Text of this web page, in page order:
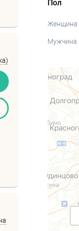
Пол
Женщина
Мужчина